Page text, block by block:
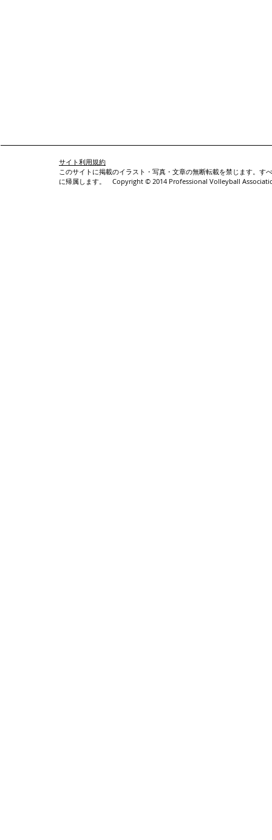
サイト利用規約
このサイトに掲載のイラスト・写真・文章の無断転載を禁じます。
に帰属します。 Copyright © 2014 Professional Volleyball